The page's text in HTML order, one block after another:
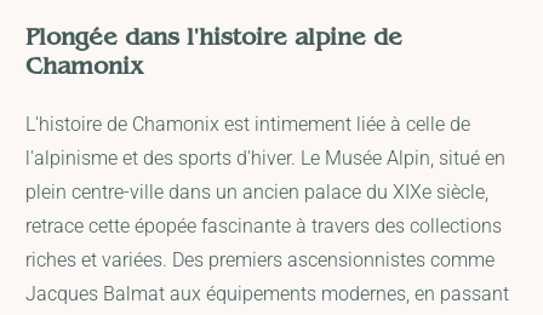
Plongée dans l'histoire alpine de
Chamonix
L'histoire de Chamonix est intimement liée à celle de
l'alpinisme et des sports d'hiver. Le Musée Alpin, situé en
plein centre-ville dans un ancien palace du XIXe siècle,
retrace cette épopée fascinante à travers des collections
riches et variées. Des premiers ascensionnistes comme
Jacques Balmat aux équipements modernes, en passant